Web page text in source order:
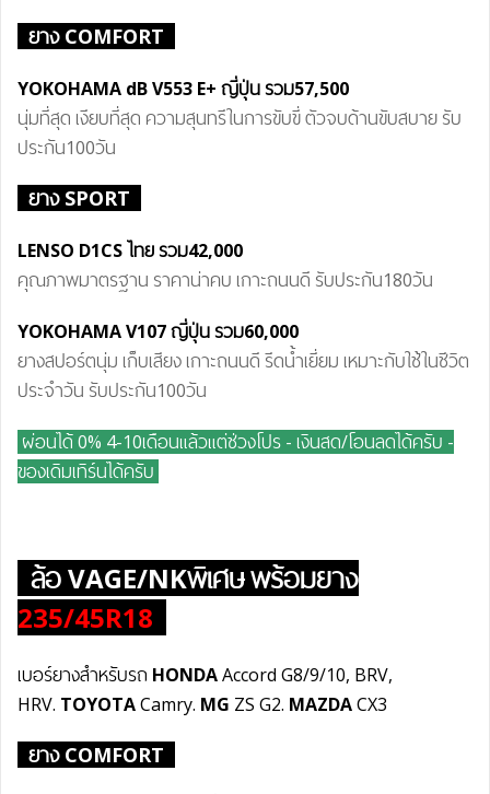
ยาง COMFORT
YOKOHAMA dB V553 E+ ญี่ปุ่นรวม57,500
นุ่มที่สุด เงียบที่สุด ความสุนทรีในการขับขี่ ตัวจบด้านขับสบาย รับ
ประกัน100วัน
ยาง SPORT
LENSO D1CS ไทยรวม42,000
คุณภาพมาตรฐาน ราคาน่าคบ เกาะถนนดี รับประกัน180วัน
YOKOHAMA V107 ญี่ปุ่นรวม60,000
ยางสปอร์ตนุ่ม เก็บเสียง เกาะถนนดี รีดน้ำเยี่ยม เหมาะกับใช้ในชีวิต
ประจำวัน รับประกัน100วัน
ผ่อนได้ 0% 4-10เดือนแล้วแต่ช่วงโปร - เงินสด/โอนลดได้ครับ -
ของเดิมเทิร์นได้ครับ
ล้อVAGE/NKพิเศษพร้อมยาง
235/45R18
เบอร์ยางสำหรับรถ HONDAAccord G8/9/10, BRV,
HRV. TOYOTACamry. MG ZS G2. MAZDACX3
ยาง COMFORT